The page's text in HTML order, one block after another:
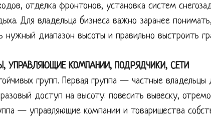
отделка фронтонов, установка систем
Для владельца бизнеса важно заранее
диапазон высоты и правильно выстроить
УПРАВЛЯЮЩИЕ КОМПАНИИ, ПОДРЯДЧИКИ, СЕТИ
групп. Первая группа — частные
доступ на высоту: повесить вывеску,
— управляющие компании и товарищества